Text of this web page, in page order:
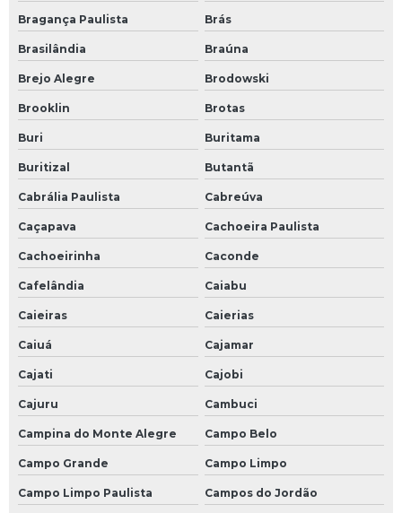
Bragança Paulista Brás
Brasilândia Braúna
Brejo Alegre Brodowski
Brooklin Brotas
Buri Buritama
Buritizal Butantã
Cabrália Paulista Cabreúva
Caçapava Cachoeira Paulista
Cachoeirinha Caconde
Cafelândia Caiabu
Caieiras Caierias
Caiuá Cajamar
Cajati Cajobi
Cajuru Cambuci
Campina do Monte Alegre Campo Belo
Campo Grande Campo Limpo
Campo Limpo Paulista Campos do Jordão